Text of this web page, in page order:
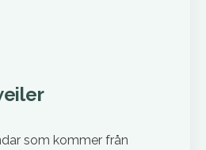
som kommer från